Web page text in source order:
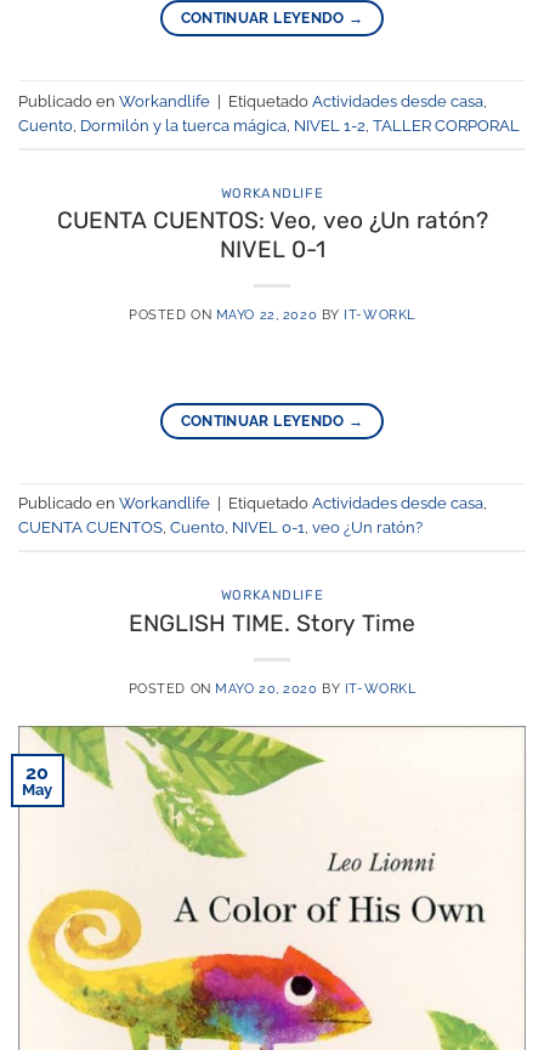
CONTINUAR LEYENDO →
Publicado en Workandlife Etiquetado Actividades desde casa
Cuento Dormilón y la tuerca mágica NIVEL 1-2 TALLER CORPORAL
WORKANDLIFE
CUENTA CUENTOS: Veo, veo ¿Un ratón?
NIVEL 0-1
POSTED ON MAYO 22, 2020 BY IT-WORKL
CONTINUAR LEYENDO →
Publicado en Workandlife Etiquetado Actividades desde casa,
CUENTA CUENTOS, Cuento, NIVEL 0-1, veo ¿Un ratón?
WORKANDLIFE
ENGLISH TIME. Story Time
POSTED ON MAYO 20, 2020 BY IT-WORKL
20
May